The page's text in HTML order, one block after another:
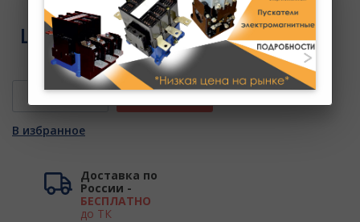
Цена:0 руб.
В КОРЗИНУ
В избранное
Доставка по
России -
БЕСПЛАТНО
до ТК